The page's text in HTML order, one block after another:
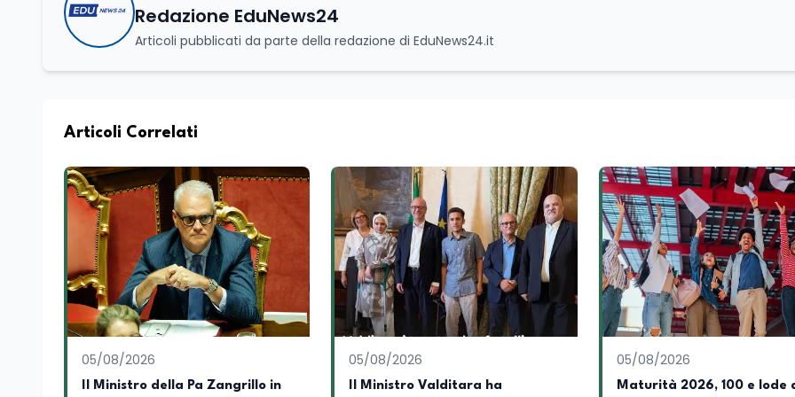
Redazione EduNews24
Articoli pubblicati da parte della redazione di EduNews24.it
Articoli Correlati
05/08/2026
Il Ministro della Pa Zangrillo in
05/08/2026
Il Ministro Valditara ha
05/08/2026
Maturità 2026, 100 e lode